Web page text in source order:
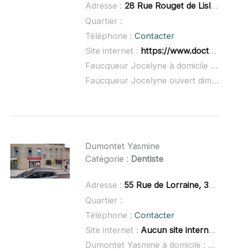
Adresse : 28 Rue Rouget de Lisle, 32000 Auch
Quartier :
Téléphone : Contacter
Site internet : https://www.doctolib.fr/dentiste/auch/jocelyne-faucqueur
Faucqueur Jocelyne à domicile :
Faucqueur Jocelyne ouvert dimanche :
Dumontet Yasmine
Catégorie : Dentiste
Adresse : 55 Rue de Lorraine, 32000 Auch
Quartier :
Téléphone : Contacter
Site internet : Aucun site internet connu
Dumontet Yasmine à domicile :
non